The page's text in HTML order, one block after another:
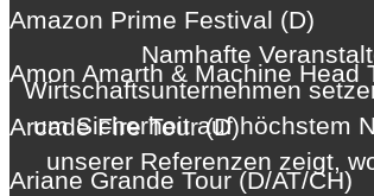
Amazon Prime Festival (D)
Amon Amarth & Machine Head
Arcade Fire Tour (D)
Ariane Grande Tour (D/AT/CH)
Namhafte
Wirtschaftsunternehmen
um Sicherheit auf höchstem
unserer Referenzen zeigt,